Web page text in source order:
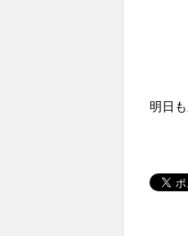
明日